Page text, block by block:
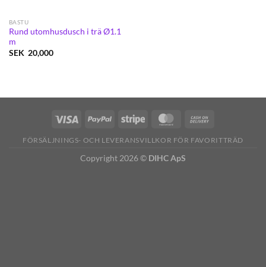
BASTU
Rund utomhusdusch i trä Ø1.1
m
SEK 20,000
FÖRSÄLJNINGS- OCH LEVERANSVILLKOR FÖR FAVORITTRÄD
Copyright 2026 © DIHC ApS